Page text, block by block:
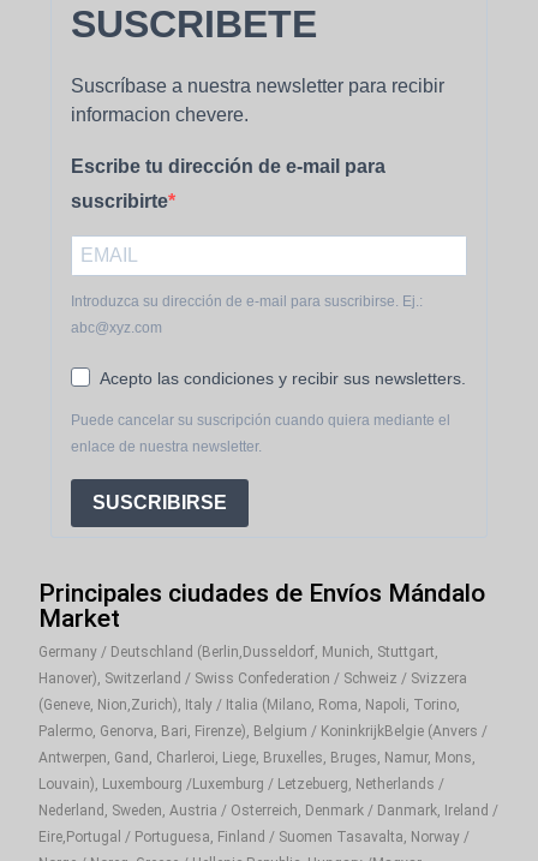
SUSCRIBETE
Suscríbase a nuestra newsletter para recibir
informacion chevere.
Escribe tu dirección de e-mail para
suscribirte
Introduzca su dirección de e-mail para suscribirse. Ej.:
abc@xyz.com
Acepto las condiciones y recibir sus newsletters.
Puede cancelar su suscripción cuando quiera mediante el
enlace de nuestra newsletter.
SUSCRIBIRSE
Principales ciudades de Envíos Mándalo
Market
Germany / Deutschland (Berlin,Dusseldorf, Munich, Stuttgart,
Hanover), Switzerland / Swiss Confederation / Schweiz / Svizzera
(Geneve, Nion,Zurich), Italy / Italia (Milano, Roma, Napoli, Torino,
Palermo, Genorva, Bari, Firenze), Belgium / KoninkrijkBelgie (Anvers /
Antwerpen, Gand, Charleroi, Liege, Bruxelles, Bruges, Namur, Mons,
Louvain), Luxembourg /Luxemburg / Letzebuerg, Netherlands /
Nederland, Sweden, Austria / Osterreich, Denmark / Danmark, Ireland /
Eire,Portugal / Portuguesa, Finland / Suomen Tasavalta, Norway /